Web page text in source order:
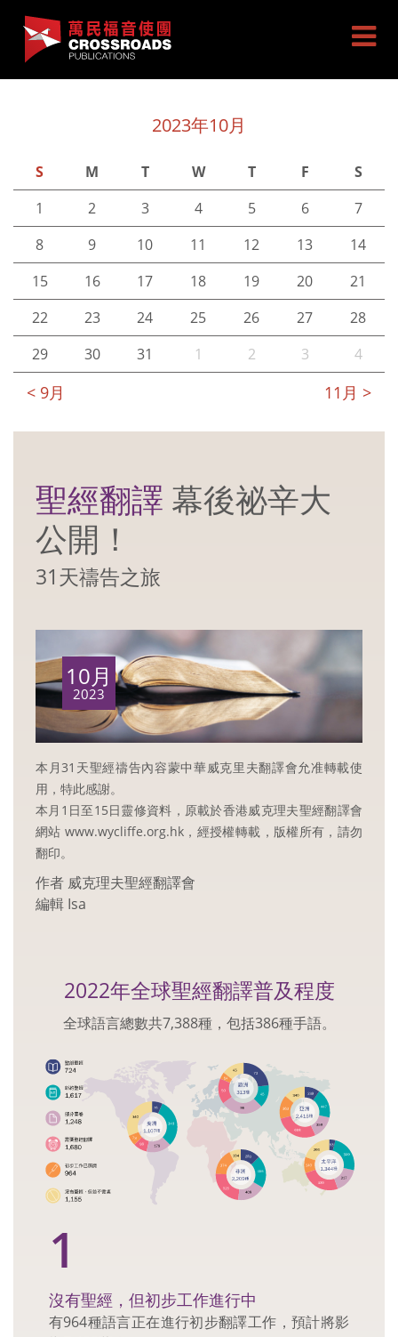
2023年10月
S M T W T F S
< 9月 11月 >
1 2 3 4 5 6
7
8
9 10 11 12 13
14
15
16 17 18 19 20
21
22
23 24 25 26 27
28
29
30 31 1 2 3 4
聖經翻譯 幕後祕辛大
公開！
31天禱告之旅
本月31天聖經禱告內容蒙中華威克里夫翻譯會允准轉載使
用，特此感謝。
本月1日至15日靈修資料，原載於香港威克理夫聖經翻譯會
網站 www.wycliffe.org.hk ，經授權轉載，版權所有，請勿
翻印。
10月
2023
作者 威克理夫聖經翻譯會
編輯 Isa
2022年全球聖經翻譯普及程度
全球語言總數共7,388種，包括386種手語。
1
沒有聖經，但初步工作進行中
有964種語言正在進行初步翻譯工作，預計將影